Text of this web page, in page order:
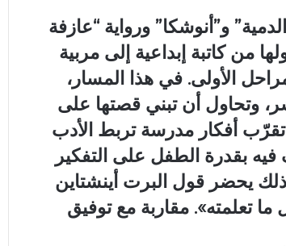
و”أنوشكا” ورواية “عازفة
من كاتبة إبداعية إلى مربية
الأولى. في هذا المسار،
وتحاول أن تبني قصتها على
تقرّب أفكار مدرسة تربط الأدب
بقدرة الطفل على التفكير
ذلك يحضر قول البرت أينشتاين
تعلمته». مقاربة مع توفيق